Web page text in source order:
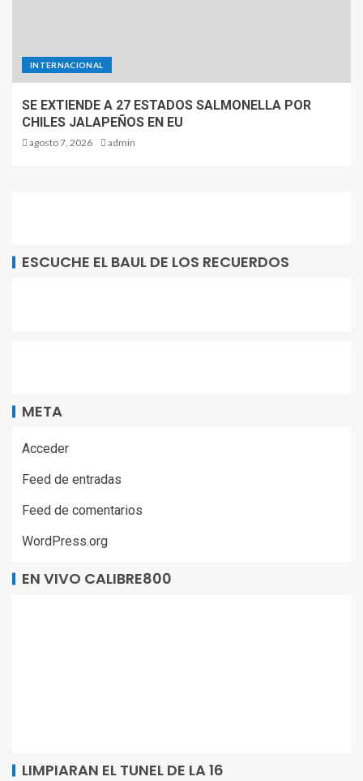
INTERNACIONAL
SE EXTIENDE A 27 ESTADOS SALMONELLA POR
CHILES JALAPEÑOS EN EU
agosto 7, 2026 admin
ESCUCHE EL BAUL DE LOS RECUERDOS
META
Acceder
Feed de entradas
Feed de comentarios
WordPress.org
EN VIVO CALIBRE800
LIMPIARAN EL TUNEL DE LA 16